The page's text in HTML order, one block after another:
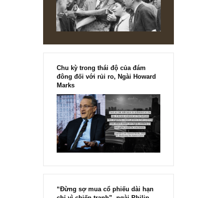
Chu kỳ trong thái độ của đám
đông đối với rủi ro, Ngài Howard
Marks